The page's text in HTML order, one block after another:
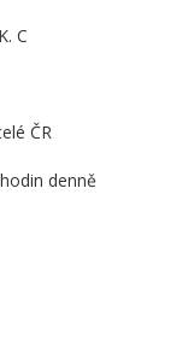
C
ČR
denně